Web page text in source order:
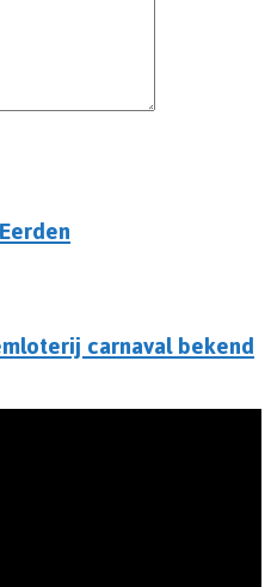
carnaval bekend